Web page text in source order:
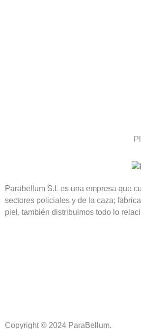
Parabellum S.L es una empresa que
sectores policiales y de la caza;
piel, también distribuimos todo lo
Copyright © 2024 ParaBellum.